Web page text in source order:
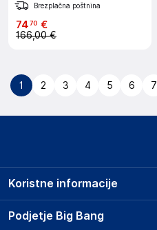
Brezplačna poštnina
7470 €
166,00 €
1 2 3 4 5 6 7
Podjetje Big Bang
Koristne informacije
Prodajna mesta